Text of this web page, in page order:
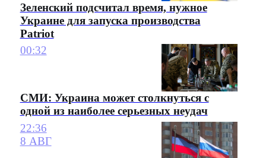
Зеленский подсчитал время, нужное
Украине для запуска производства
Patriot
00:32
СМИ: Украина может столкнуться с
одной из наиболее серьезных неудач
22:36
8 АВГ